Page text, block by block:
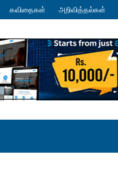
கவிதைகள் அறிவித்தல்கள்